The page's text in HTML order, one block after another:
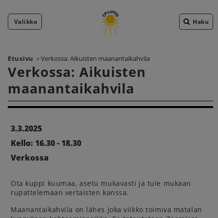
Valikko Haku
Etusivu Verkossa: Aikuisten maanantaikahvila
Verkossa: Aikuisten
maanantaikahvila
3.3.2025
Kello: 16.30 - 18.30
Verkossa
Ota kuppi kuumaa, asetu mukavasti ja tule mukaan
rupattelemaan vertaisten kanssa.
Maanantaikahvila on lähes joka viikko toimiva matalan